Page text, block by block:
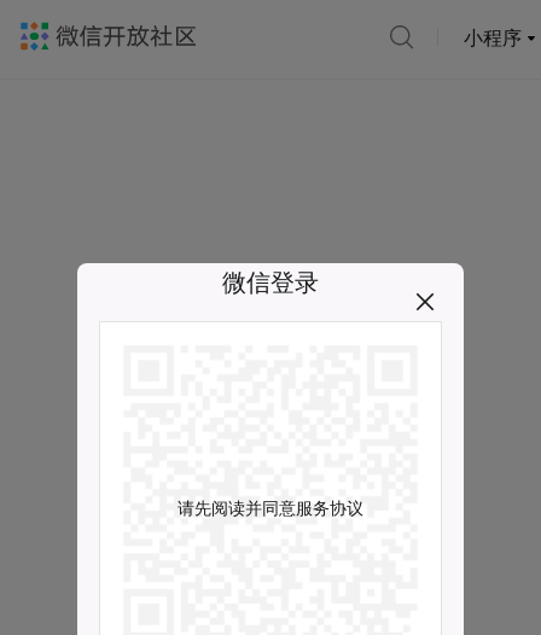
小程序
微信登录
请先阅读并同意服务协议